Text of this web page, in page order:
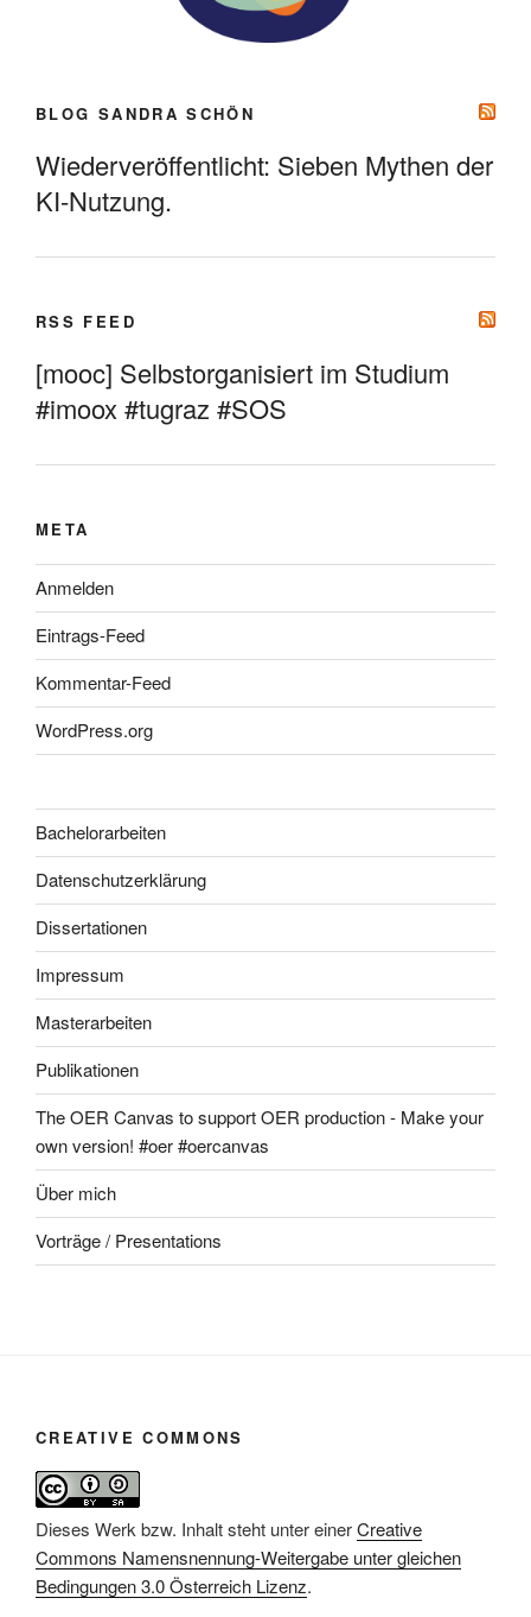
BLOG SANDRA SCHÖN
Wiederveröffentlicht: Sieben Mythen der
KI-Nutzung.
RSS FEED
[mooc] Selbstorganisiert im Studium
#imoox #tugraz #SOS
META
Anmelden
Eintrags-Feed
Kommentar-Feed
WordPress.org
Bachelorarbeiten
Datenschutzerklärung
Dissertationen
Impressum
Masterarbeiten
Publikationen
The OER Canvas to support OER production - Make your
own version! #oer #oercanvas
Über mich
Vorträge / Presentations
CREATIVE COMMONS
Dieses Werk bzw. Inhalt steht unter einerCreative
Commons Namensnennung-Weitergabe unter gleichen
Bedingungen 3.0 Österreich Lizenz.